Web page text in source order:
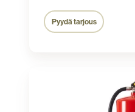
Pyydä tarjous